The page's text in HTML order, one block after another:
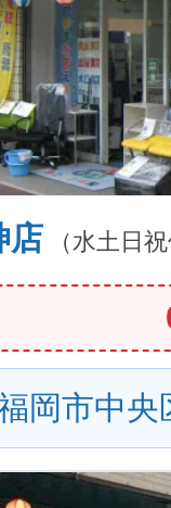
店 （水土日祝
岡市中央